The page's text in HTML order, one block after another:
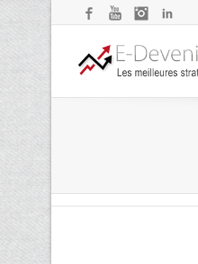
FacebookYouTubeInstagram